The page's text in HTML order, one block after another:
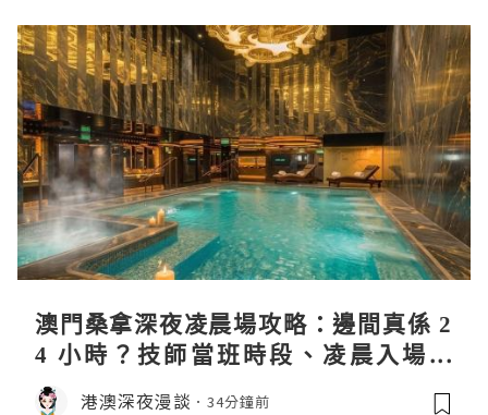
澳門桑拿深夜凌晨場攻略：邊間真係 2
4 小時？技師當班時段、凌晨入場流
程、過夜安排一次過講清
港澳深夜漫談 34分鐘前